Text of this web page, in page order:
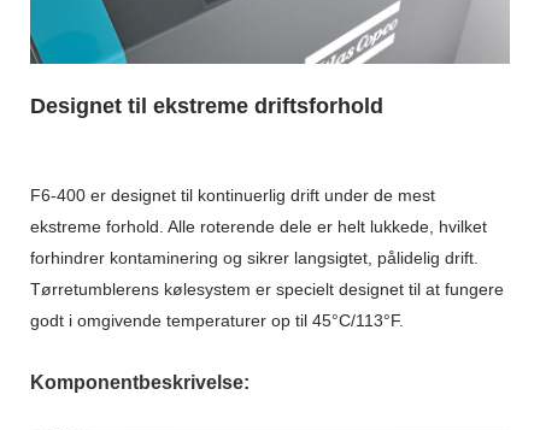
Designet til ekstreme driftsforhold
F6-400 er designet til kontinuerlig drift under de mest
ekstreme forhold. Alle roterende dele er helt lukkede, hvilket
forhindrer kontaminering og sikrer langsigtet, pålidelig drift.
Tørretumblerens kølesystem er specielt designet til at fungere
godt i omgivende temperaturer op til 45°C/113°F.
Komponentbeskrivelse: